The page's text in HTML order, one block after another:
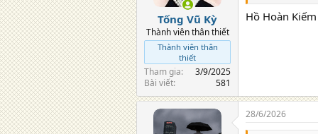
Tống Vũ Kỳ
Thành viên thân thiết
Thành viên thân
thiết
Tham gia
3/9/2025
Bài viết
581
Hồ Hoàn Kiếm
28/6/2026